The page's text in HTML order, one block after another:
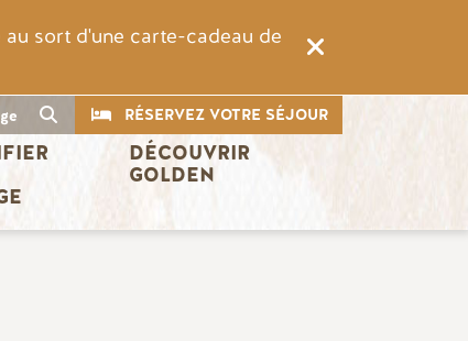
sort d'une carte-cadeau de
Recherche
CTARÉSERVEZ VOTRE SÉJOUR
DÉCOUVRIR
GOLDEN